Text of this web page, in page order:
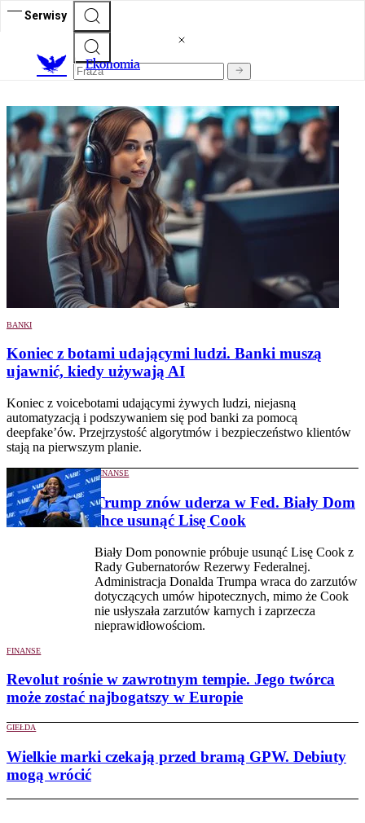
Serwisy
Ekonomia
BANKI
Koniec z botami udającymi ludzi. Banki muszą
ujawnić, kiedy używają AI
Koniec z voicebotami udającymi żywych ludzi, niejasną
automatyzacją i podszywaniem się pod banki za pomocą
deepfake’ów. Przejrzystość algorytmów i bezpieczeństwo klientów
stają na pierwszym planie.
FINANSE
Trump znów uderza w Fed. Biały Dom
chce usunąć Lisę Cook
Biały Dom ponownie próbuje usunąć Lisę Cook z
Rady Gubernatorów Rezerwy Federalnej.
Administracja Donalda Trumpa wraca do zarzutów
dotyczących umów hipotecznych, mimo że Cook
nie usłyszała zarzutów karnych i zaprzecza
nieprawidłowościom.
FINANSE
Revolut rośnie w zawrotnym tempie. Jego twórca
może zostać najbogatszy w Europie
GIEŁDA
Wielkie marki czekają przed bramą GPW. Debiuty
mogą wrócić